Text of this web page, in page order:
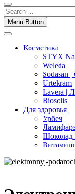
Menu Button
Косметика
STYX
Weleda
Sodasan |
Urtekram
Lavera |
Biosolis
Для здоровья
Урбеч
Шоколад